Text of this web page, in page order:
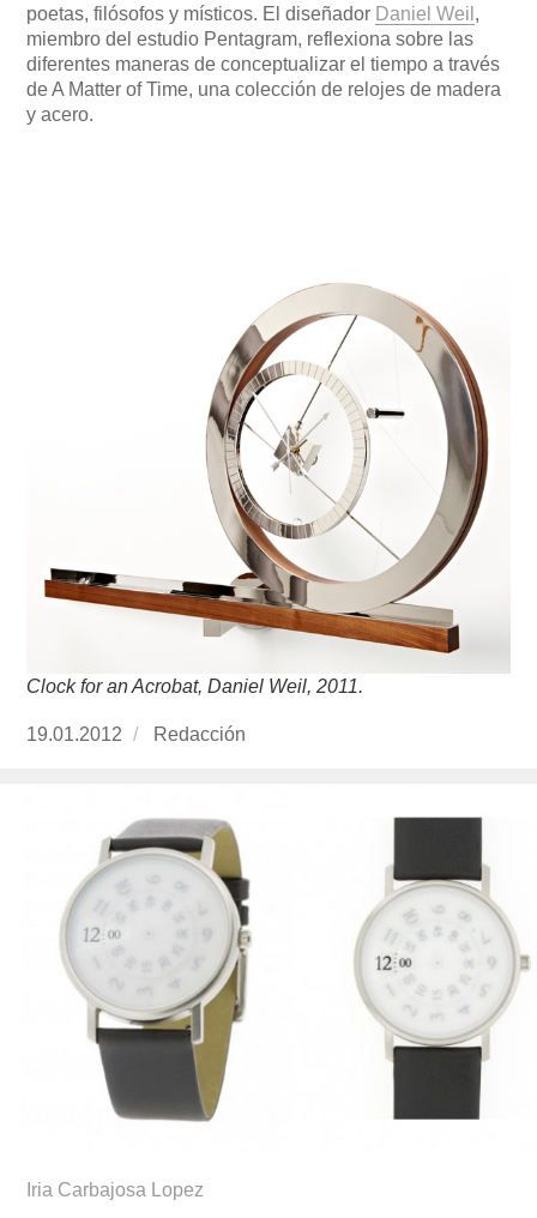
poetas, filósofos y místicos. El diseñador Daniel Weil ,
miembro del estudio Pentagram, reflexiona sobre las
diferentes maneras de conceptualizar el tiempo a través
de A Matter of Time, una colección de relojes de madera
y acero.
Clock for an Acrobat, Daniel Weil, 2011.
Publicado
19.01.2012 https://www.experimenta.es/author/redaccion/
Redacción
Iria Carbajosa Lopez